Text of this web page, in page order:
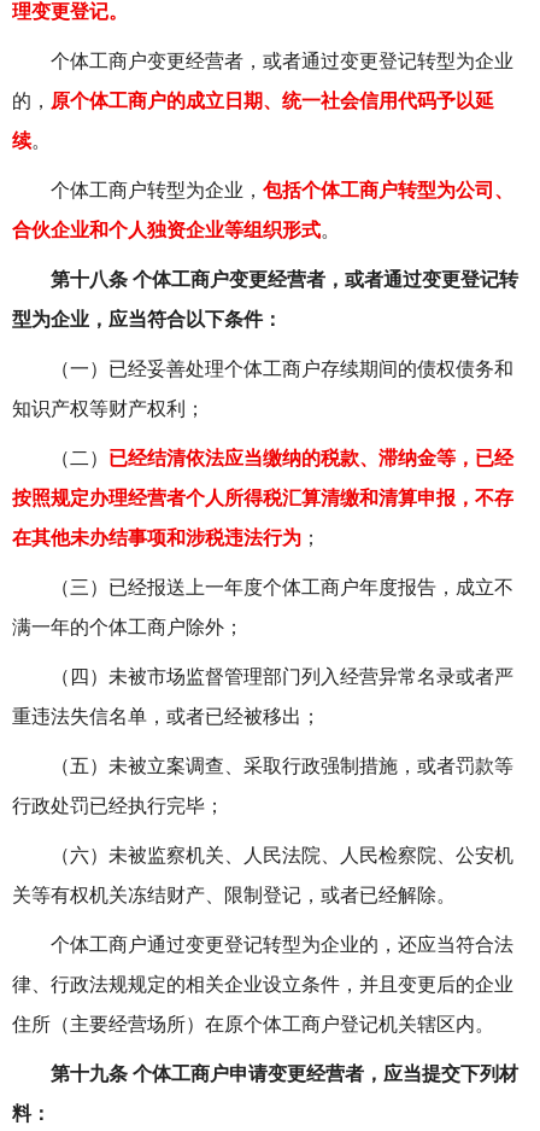
理变更登记。
个体工商户变更经营者，或者通过变更登记转型为企业
的， 原个体工商户的成立日期、统一社会信用代码予以延
续。
个体工商户转型为企业， 包括个体工商户转型为公司、
合伙企业和个人独资企业等组织形式。
第十八条 个体工商户变更经营者，或者通过变更登记转
型为企业，应当符合以下条件：
（一）已经妥善处理个体工商户存续期间的债权债务和
知识产权等财产权利；
（二） 已经结清依法应当缴纳的税款、滞纳金等，已经
按照规定办理经营者个人所得税汇算清缴和清算申报，不存
在其他未办结事项和涉税违法行为 ；
（三）已经报送上一年度个体工商户年度报告，成立不
满一年的个体工商户除外；
（四）未被市场监督管理部门列入经营异常名录或者严
重违法失信名单，或者已经被移出；
（五）未被立案调查、采取行政强制措施，或者罚款等
行政处罚已经执行完毕；
（六）未被监察机关、人民法院、人民检察院、公安机
关等有权机关冻结财产、限制登记，或者已经解除。
个体工商户通过变更登记转型为企业的，还应当符合法
律、行政法规规定的相关企业设立条件，并且变更后的企业
住所（主要经营场所）在原个体工商户登记机关辖区内。
第十九条 个体工商户申请变更经营者，应当提交下列材
料：